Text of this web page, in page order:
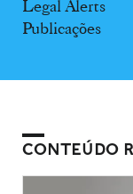
Legal Alerts
Publicações
CONTEÚDO